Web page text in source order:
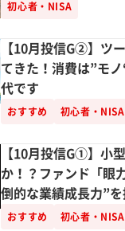
初心者・NISA
【10月投信G②】ツ
てきた！消費は”モ
代です
おすすめ 初心者・NISA
【10月投信G①】小
か！？ファンド「眼
倒的な業績成長力”を
は？
おすすめ 初心者・NISA